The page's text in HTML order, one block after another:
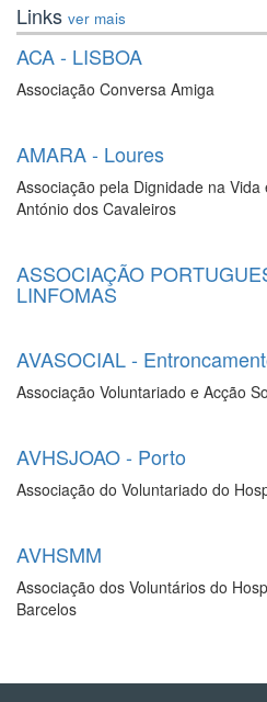
Links ver mais
ACA - LISBOA
Associação Conversa Amiga
AMARA - Loures
Associação pela Dignidade na
António dos Cavaleiros
ASSOCIAÇÃO
LINFOMAS
AVASOCIAL -
Associação Voluntariado e Acção
AVHSJOAO - Porto
Associação do Voluntariado do
AVHSMM
Associação dos Voluntários do
Barcelos